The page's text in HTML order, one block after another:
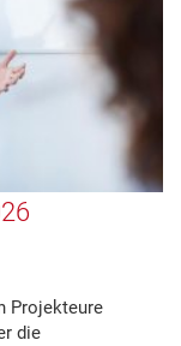
Projekteure
die